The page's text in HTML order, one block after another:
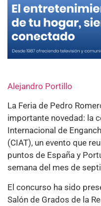
Alejandro Portillo
La Feria de Pedro
importante novedad: la
Internacional de
(CIAT), un evento que
puntos de España y
semana del mes de
El concurso ha sido
Salón de Grados de la